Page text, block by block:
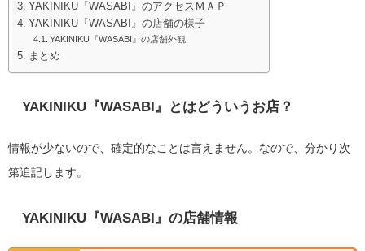
YAKINIKU『WASABI』のアクセスＭＡＰ
YAKINIKU『WASABI』の店舗の様子
YAKINIKU『WASABI』の店舗外観
まとめ
YAKINIKU『WASABI』とはどういうお店？
情報が少ないので、確定的なことは言えません。なので、分かり次
第追記します。
YAKINIKU『WASABI』の店舗情報